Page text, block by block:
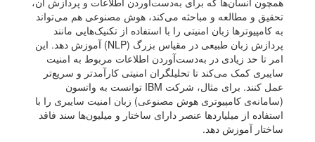
تحقیق و مطالعه و مباحثه می‌کند، هوش مصنوعی هم می‌تواند
به کامپیوترها زبان امنیتی را با استفاده از تکنیک‌هایی مانند
پردازش زبان طبیعی در مقیاس بزرگ (NLP) آموزش دهد. این
امر تا حد زیادی در به‌دست‌آوردن اطلاعات مربوط به امنیت
سایبری کمک می‌کند تا تحلیلگران امنیتی کارآمدتر و سریع‌تر
عمل کنند. برای مثال، شرکت IBM توانست به واتسون
(سامانه‌ی کامپیوتر‌ی هوش مصنوعی) زبان امنیت سایبری را با
استفاده از میلیاردها عنصر دارای ساختار و میلیون‌ها سند فاقد
ساختار آموزش دهد.